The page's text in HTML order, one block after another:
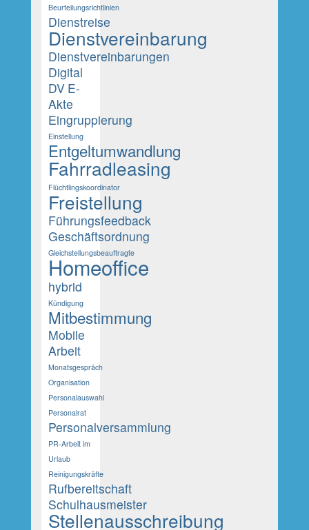
Beurteilungsrichtlinien
Dienstreise
Dienstvereinbarung
Dienstvereinbarungen
Digital
DV E-
Akte
Eingruppierung
Einstellung
Entgeltumwandlung
Fahrradleasing
Flüchtlingskoordinator
Freistellung
Führungsfeedback
Geschäftsordnung
Gleichstellungsbeauftragte
Homeoffice
hybrid
Kündigung
Mitbestimmung
Mobile
Arbeit
Monatsgespräch
Organisation
Personalauswahl
Personalrat
Personalversammlung
PR-Arbeit im
Urlaub
Reinigungskräfte
Rufbereitschaft
Schulhausmeister
Stellenausschreibung